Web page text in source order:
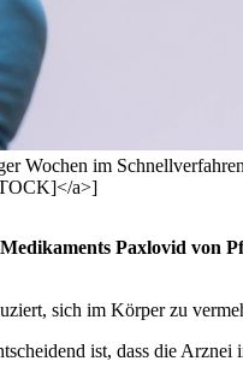
Wochen im
a>]
Paxlovid von
sich im Körper zu
ist, dass die Arznei